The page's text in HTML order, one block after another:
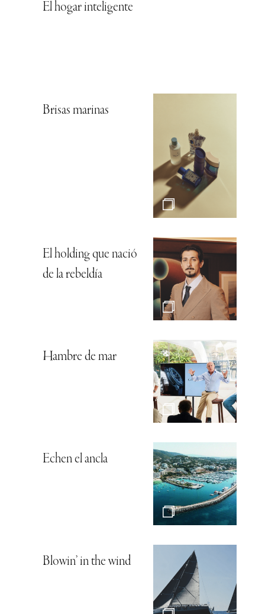
El hogar inteligente
Brisas marinas
El holding que nació
de la rebeldía
Hambre de mar
Echen el ancla
Blowin’ in the wind